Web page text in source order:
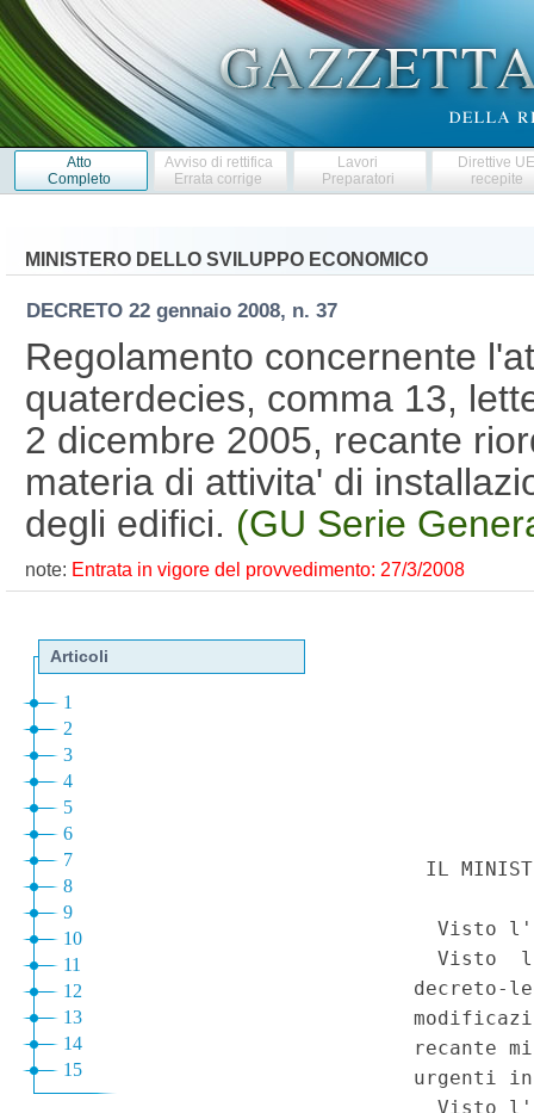
Atto
Completo
Avviso di rettifica
Errata corrige
Lavori
Preparatori
Direttive
recepite
MINISTERO DELLO SVILUPPO ECONOMICO
DECRETO 22 gennaio 2008, n. 37
Regolamento concernente
quaterdecies, comma 13,
2 dicembre 2005, recante
materia di attivita' di
degli edifici. (GU Serie
note: Entrata in vigore del provvedimento: 27/3/2008